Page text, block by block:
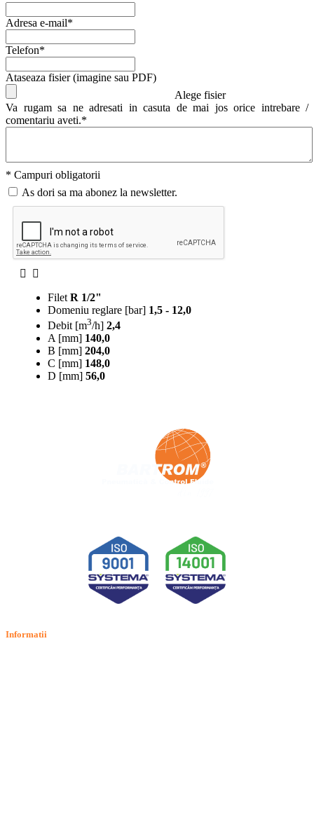
Adresa e-mail*
Telefon*
Ataseaza fisier (imagine sau PDF)
Alege fisier
Va rugam sa ne adresati in casuta de mai jos orice intrebare /
comentariu aveti.*
* Campuri obligatorii
As dori sa ma abonez la newsletter.
Filet R 1/2"
Domeniu reglare [bar] 1,5 - 12,0
Debit [m3/h] 2,4
A [mm] 140,0
B [mm] 204,0
C [mm] 148,0
D [mm] 56,0
Informatii